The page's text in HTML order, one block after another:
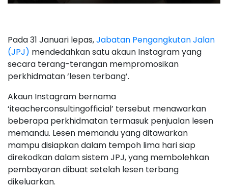
Pada 31 Januari lepas,Jabatan Pengangkutan Jalan
(JPJ) mendedahkan satu akaun Instagram yang
secara terang-terangan mempromosikan
perkhidmatan ‘lesen terbang’.
Akaun Instagram bernama
‘iteacherconsultingofficial’ tersebut menawarkan
beberapa perkhidmatan termasuk penjualan lesen
memandu. Lesen memandu yang ditawarkan
mampu disiapkan dalam tempoh lima hari siap
direkodkan dalam sistem JPJ, yang membolehkan
pembayaran dibuat setelah lesen terbang
dikeluarkan.